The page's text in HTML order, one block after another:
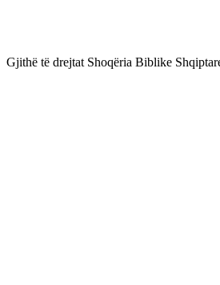
Gjithë të drejtat Shoqëria Biblike